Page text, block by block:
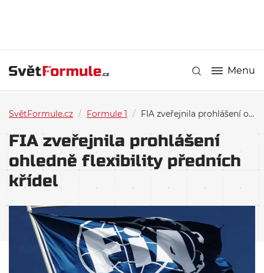
Menu
SvětFormule.cz / Formule 1 / FIA zveřejnila prohlášení ohledně flexibility předních křídel
FIA zveřejnila prohlášení
ohledně flexibility předních
křídel